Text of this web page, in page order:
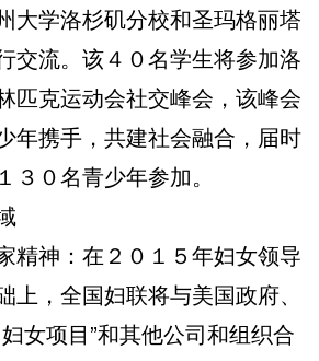
大学洛杉矶分校和圣玛格丽塔
交流。该４０名学生将参加洛
匹克运动会社交峰会，该峰会
年携手，共建社会融合，届时
３０名青少年参加。
神：在２０１５年妇女领导
上，全国妇联将与美国政府、
女项目”和其他公司和组织合